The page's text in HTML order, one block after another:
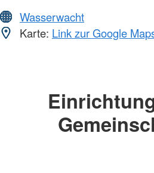
Wasserwacht
Karte: Link zur Google